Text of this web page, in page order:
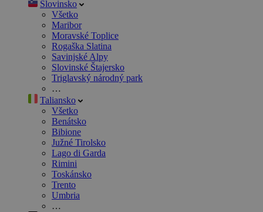
Slovinsko
Všetko
Maribor
Moravské Toplice
Rogaška Slatina
Savinjské Alpy
Slovinské Štajersko
Triglavský národný park
…
Taliansko
Všetko
Benátsko
Bibione
Južné Tirolsko
Lago di Garda
Rimini
Toskánsko
Trento
Umbria
…